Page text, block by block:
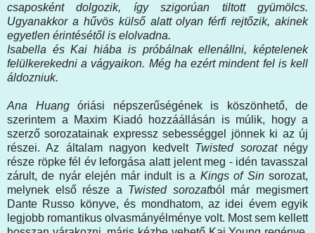
csaposként dolgozik, így szigorúan tiltott gyümölcs.
Ugyanakkor a hűvös külső alatt olyan férfi rejtőzik, akinek
egyetlen érintésétől is elolvadna.
Isabella és Kai hiába is próbálnak ellenállni, képtelenek
felülkerekedni a vágyaikon. Még ha ezért mindent fel is kell
áldozniuk.
Ana Huangóriási népszerűségének is köszönhető, de
szerintem a Maxim Kiadó hozzáállásán is múlik, hogy a
szerző sorozatainak expressz sebességgel jönnek ki az új
részei. Az általam nagyon kedvelt Twisted sorozat négy
része röpke fél év leforgása alatt jelent meg - idén tavasszal
zárult, de nyár elején már indult is a Kings of Sinsorozat,
melynek első része a Twisted sorozatból már megismert
Dante Russo könyve, és mondhatom, az idei évem egyik
legjobb romantikus olvasmányélménye volt. Most sem kellett